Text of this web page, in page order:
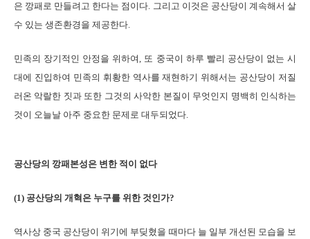
은 깡패로 만들려고 한다는 점이다. 그리고 이것은 공산당이 계속해서 살
수 있는 생존환경을 제공한다.
민족의 장기적인 안정을 위하여, 또 중국이 하루 빨리 공산당이 없는 시
대에 진입하여 민족의 휘황한 역사를 재현하기 위해서는 공산당이 저질
러온 악랄한 짓과 또한 그것의 사악한 본질이 무엇인지 명백히 인식하는
것이 오늘날 아주 중요한 문제로 대두되었다.
공산당의 깡패본성은 변한 적이 없다
(1) 공산당의 개혁은 누구를 위한 것인가?
역사상 중국 공산당이 위기에 부딪혔을 때마다 늘 일부 개선된 모습을 보